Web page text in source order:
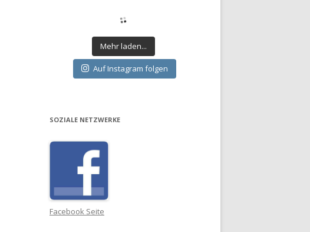
Mehr laden...
Auf Instagram folgen
SOZIALE NETZWERKE
Facebook Seite